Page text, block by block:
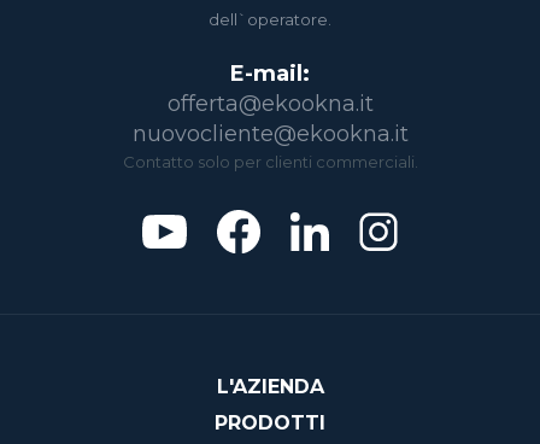
dell`operatore.
E-mail:
offerta@ekookna.it
nuovocliente@ekookna.it
Contatto solo per clienti commerciali.
L'AZIENDA
PRODOTTI